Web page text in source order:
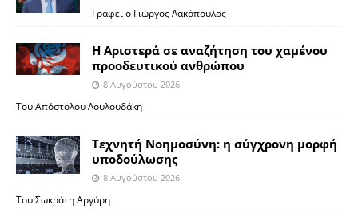
Γράφει ο Γιώργος Λακόπουλος
Η Αριστερά σε αναζήτηση του χαμένου
προοδευτικού ανθρώπου
8 Αυγούστου 2026
Του Απόστολου Λουλουδάκη
Τεχνητή Νοημοσύνη: η σύγχρονη μορφή
υποδούλωσης
8 Αυγούστου 2026
Του Σωκράτη Αργύρη